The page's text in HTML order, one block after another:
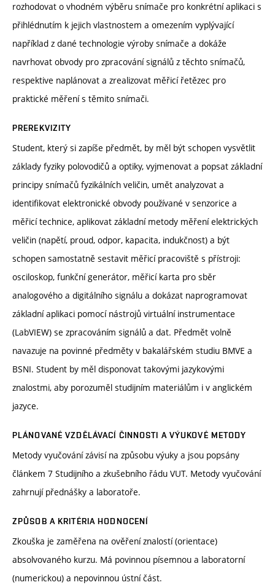
rozhodovat o vhodném výběru snímače pro konkrétní aplikaci s
přihlédnutím k jejich vlastnostem a omezením vyplývající
například z dané technologie výroby snímače a dokáže
navrhovat obvody pro zpracování signálů z těchto snímačů,
respektive naplánovat a zrealizovat měřicí řetězec pro
praktické měření s těmito snímači.
PREREKVIZITY
Student, který si zapíše předmět, by měl být schopen vysvětlit
základy fyziky polovodičů a optiky, vyjmenovat a popsat základní
principy snímačů fyzikálních veličin, umět analyzovat a
identifikovat elektronické obvody používané v senzorice a
měřicí technice, aplikovat základní metody měření elektrických
veličin (napětí, proud, odpor, kapacita, indukčnost) a být
schopen samostatně sestavit měřicí pracoviště s přístroji:
osciloskop, funkční generátor, měřicí karta pro sběr
analogového a digitálního signálu a dokázat naprogramovat
základní aplikaci pomocí nástrojů virtuální instrumentace
(LabVIEW) se zpracováním signálů a dat. Předmět volně
navazuje na povinné předměty v bakalářském studiu BMVE a
BSNI. Student by měl disponovat takovými jazykovými
znalostmi, aby porozuměl studijním materiálům i v anglickém
jazyce.
PLÁNOVANÉ VZDĚLÁVACÍ ČINNOSTI A VÝUKOVÉ METODY
Metody vyučování závisí na způsobu výuky a jsou popsány
článkem 7 Studijního a zkušebního řádu VUT. Metody vyučování
zahrnují přednášky a laboratoře.
ZPŮSOB A KRITÉRIA HODNOCENÍ
Zkouška je zaměřena na ověření znalostí (orientace)
absolvovaného kurzu. Má povinnou písemnou a laboratorní
(numerickou) a nepovinnou ústní část.